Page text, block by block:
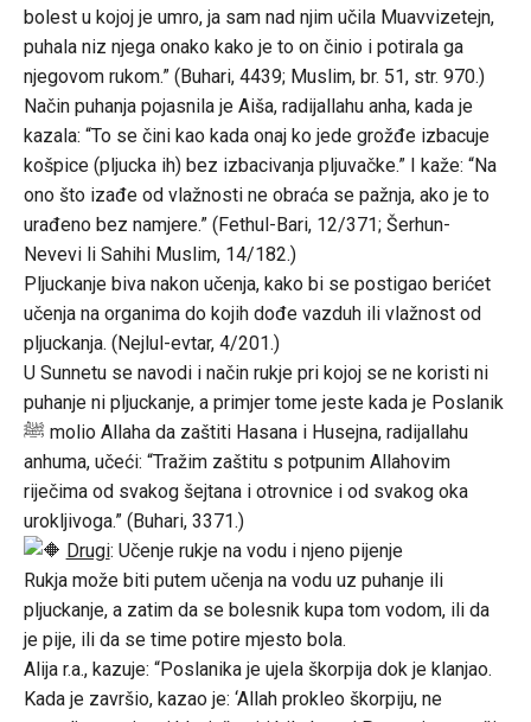
bolest u kojoj je umro, ja sam nad njim učila Muavvizetejn,
puhala niz njega onako kako je to on činio i potirala ga
njegovom rukom.” (Buhari, 4439; Muslim, br. 51, str. 970.)
Način puhanja pojasnila je Aiša, radijallahu anha, kada je
kazala: “To se čini kao kada onaj ko jede grožđe izbacuje
košpice (pljucka ih) bez izbacivanja pljuvačke.” I kaže: “Na
ono što izađe od vlažnosti ne obraća se pažnja, ako je to
urađeno bez namjere.” (Fethul-Bari, 12/371; Šerhun-
Nevevi li Sahihi Muslim, 14/182.)
Pljuckanje biva nakon učenja, kako bi se postigao berićet
učenja na organima do kojih dođe vazduh ili vlažnost od
pljuckanja. (Nejlul-evtar, 4/201.)
U Sunnetu se navodi i način rukje pri kojoj se ne koristi ni
puhanje ni pljuckanje, a primjer tome jeste kada je Poslanik
ﷺ molio Allaha da zaštiti Hasana i Husejna, radijallahu
anhuma, učeći: “Tražim zaštitu s potpunim Allahovim
riječima od svakog šejtana i otrovnice i od svakog oka
urokljivoga.” (Buhari, 3371.)
Drugi: Učenje rukje na vodu i njeno pijenje
Rukja može biti putem učenja na vodu uz puhanje ili
pljuckanje, a zatim da se bolesnik kupa tom vodom, ili da
je pije, ili da se time potire mjesto bola.
Alija r.a., kazuje: “Poslanika je ujela škorpija dok je klanjao.
Kada je završio, kazao je: ‘Allah prokleo škorpiju, ne